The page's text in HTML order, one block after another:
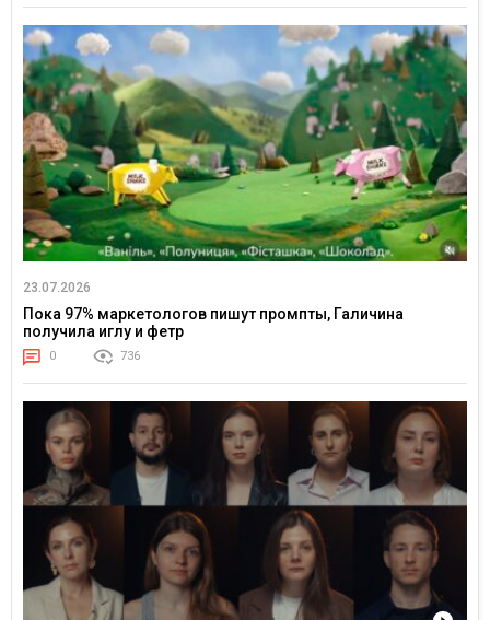
23.07.2026
Пока 97% маркетологов пишут промпты, Галичина
получила иглу и фетр
0 736